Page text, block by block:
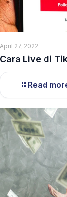
April 27, 2022
Cara Live di
Read